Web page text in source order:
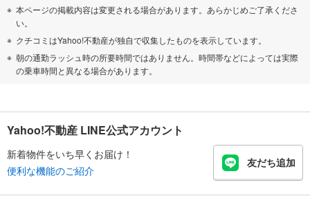
本ページの掲載内容は変更される場合があります。あらかじめご了承くださ
い。
クチコミはYahoo!不動産が独自で収集したものを表示しています。
朝の通勤ラッシュ時の所要時間ではありません。時間帯などによっては実際
の乗車時間と異なる場合があります。
Yahoo!不動産 LINE公式アカウント
新着物件をいち早くお届け！
便利な機能のご紹介
友だち追加